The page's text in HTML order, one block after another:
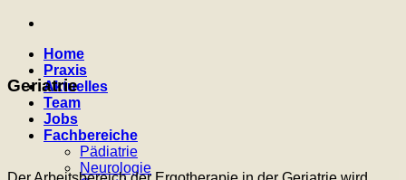
Home
Praxis
Aktuelles
Team
Jobs
Fachbereiche
Pädiatrie
Neurologie
Geriatrie